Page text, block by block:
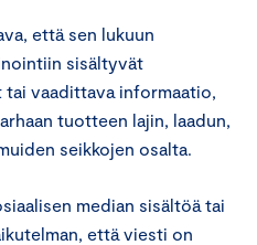
että sen lukuun
sisältyvät
tai vaadittava informaatio,
tuotteen lajin, laadun,
seikkojen osalta.
median sisältöä tai
että viesti on